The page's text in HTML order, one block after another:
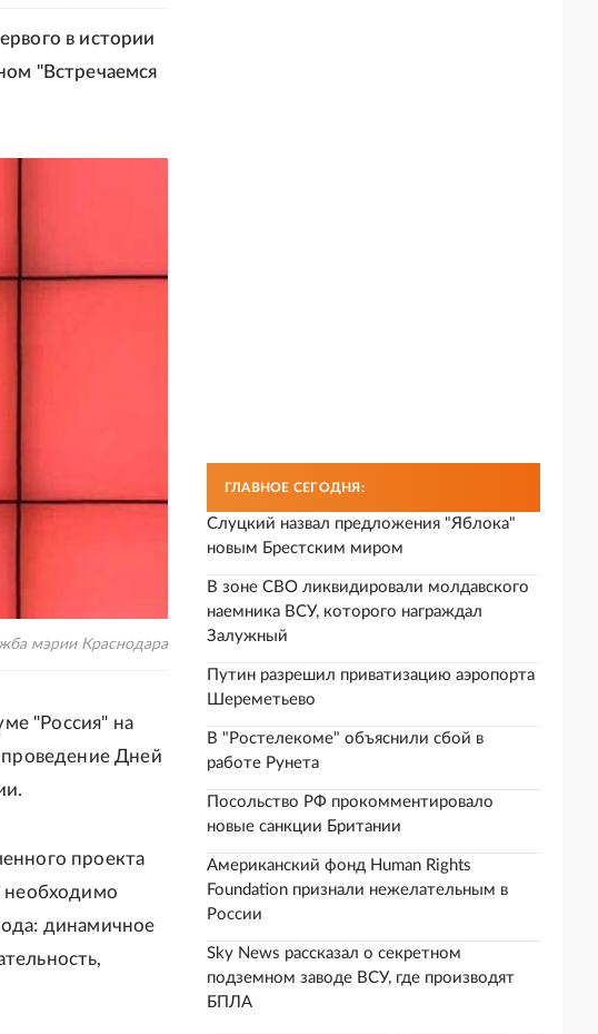
в истории
"Встречаемся
мэрии Краснодара
"Россия" на
Дней
проекта
необходимо
динамичное
ГЛАВНОЕ СЕГОДНЯ:
Слуцкий назвал предложения "Яблока"
новым Брестским миром
В зоне СВО ликвидировали молдавского
наемника ВСУ, которого награждал
Залужный
Путин разрешил приватизацию аэропорта
Шереметьево
В "Ростелекоме" объяснили сбой в
работе Рунета
Посольство РФ прокомментировало
новые санкции Британии
Американский фонд Human Rights
Foundation признали нежелательным в
России
Sky News рассказал о секретном
подземном заводе ВСУ, где производят
БПЛА